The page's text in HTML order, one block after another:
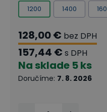
1200 1400
128,00 € bez DPH
157,44 € s DPH
Na sklade 5 ks
Doručíme: 7. 8. 2026